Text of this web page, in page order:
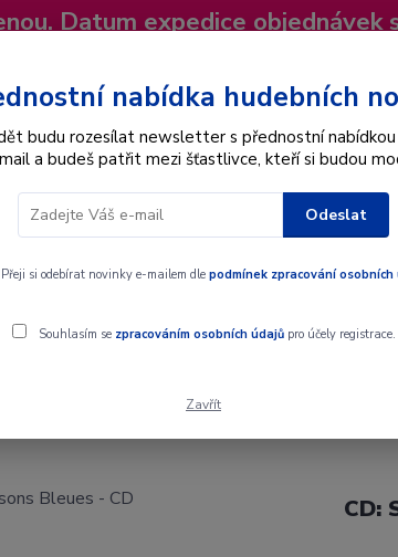
Datum expedice
Hledat
Dárkové
CD
CD:
nabídka hudebních
budu rozesílat newsletter s přednostní nabídkou
a budeš patřit mezi šťastlivce, kteří si budou
Odeslat
Přeji si odebírat novinky e-mailem dle podmínek zpracování osobních
Souhlasím se zpracováním osobních údajůpro účely registrace.
Zavřít